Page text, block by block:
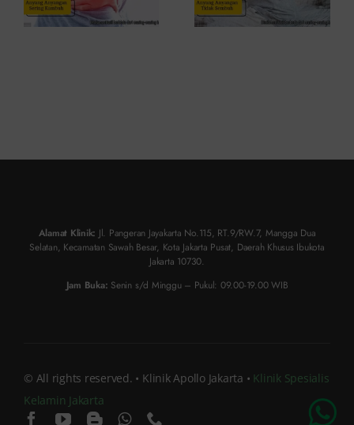
Alamat Klinik: Jl. Pangeran Jayakarta No.115, RT.9/RW.7, Mangga Dua
Selatan, Kecamatan Sawah Besar, Kota Jakarta Pusat, Daerah Khusus Ibukota
Jakarta 10730.
Jam Buka: Senin s/d Minggu – Pukul: 09.00-19.00 WIB
© All rights reserved. • Klinik Apollo Jakarta • Klinik Spesialis
Kelamin Jakarta